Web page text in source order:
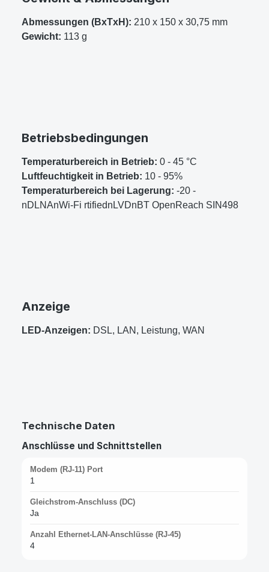
Abmessungen (BxTxH): 210 x 150 x 30,75 mm
Gewicht: 113 g
Betriebsbedingungen
Temperaturbereich in Betrieb: 0 - 45 °C
Luftfeuchtigkeit in Betrieb: 10 - 95%
Temperaturbereich bei Lagerung: -20 -
nDLNAnWi-Fi rtifiednLVDnBT OpenReach SIN498
Anzeige
LED-Anzeigen: DSL, LAN, Leistung, WAN
Technische Daten
Anschlüsse und Schnittstellen
Modem (RJ-11) Port
1
Gleichstrom-Anschluss (DC)
Ja
Anzahl Ethernet-LAN-Anschlüsse (RJ-45)
4